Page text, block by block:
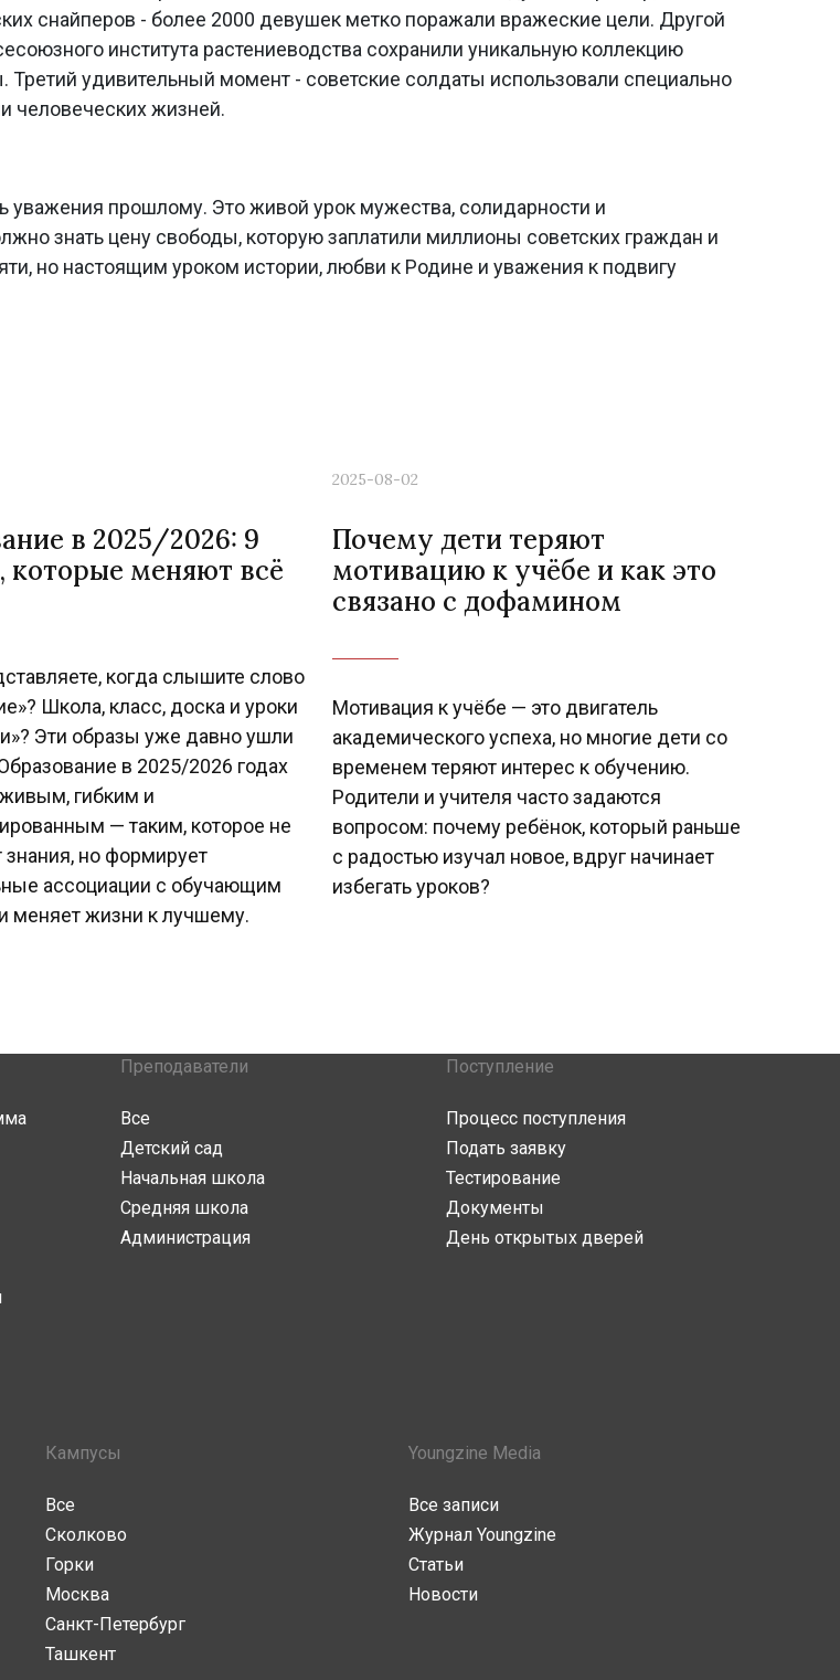
снайперов - более 2000 девушек метко поражали вражеские цели. Другой
института растениеводства сохранили уникальную коллекцию
удивительный момент - советские солдаты использовали специально
человеческих жизней.
уважения прошлому. Это живой урок мужества, солидарности и
знать цену свободы, которую заплатили миллионы советских граждан и
но настоящим уроком истории, любви к Родине и уважения к подвигу
в 2025/2026: 9
которые меняют всё
когда слышите слово
Школа, класс, доска и уроки
Эти образы уже давно ушли
в 2025/2026 годах
гибким и
— таким, которое не
знания, но формирует
ассоциации с обучающим
меняет жизни к лучшему.
2025-08-02
Почему дети теряют
мотивацию к учёбе и как это
связано с дофамином
Мотивация к учёбе — это двигатель
академического успеха, но многие дети со
временем теряют интерес к обучению.
Родители и учителя часто задаются
вопросом: почему ребёнок, который раньше
с радостью изучал новое, вдруг начинает
избегать уроков?
Преподаватели
Все
Детский сад
Начальная школа
Средняя школа
Администрация
Поступление
Процесс поступления
Подать заявку
Тестирование
Документы
День открытых дверей
Кампусы
Все
Сколково
Горки
Москва
Санкт-Петербург
Ташкент
Youngzine Media
Все записи
Журнал Youngzine
Статьи
Новости